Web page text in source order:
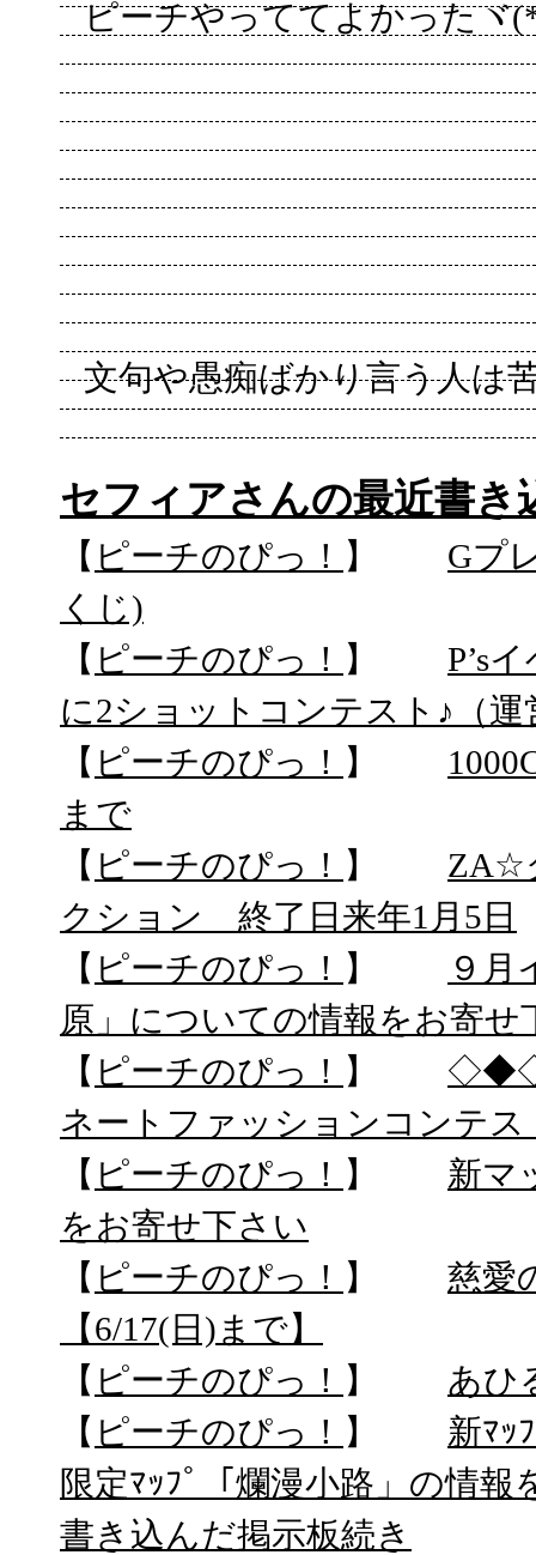
ピーチやっててよかったヾ
文句や愚痴ばかり言う人は
セフィアさんの最近書き
【 ピーチのぴっ！ 】 Gプ
くじ)
【 ピーチのぴっ！ 】 P’s
に2ショットコンテスト♪（
【 ピーチのぴっ！ 】
まで
【 ピーチのぴっ！ 】 ZA☆
クション 終了日来年1月5日
【 ピーチのぴっ！ 】
９月
原」についての情報をお寄せ
【 ピーチのぴっ！ 】
ネートファッションコン
【 ピーチのぴっ！ 】 新マ
をお寄せ下さい
【 ピーチのぴっ！ 】 慈愛
【6/17(日)まで】
【 ピーチのぴっ！ 】 あひ
【 ピーチのぴっ！ 】 新ﾏｯ
限定ﾏｯﾌﾟ「爛漫小路」の情報
書き込んだ掲示板続き